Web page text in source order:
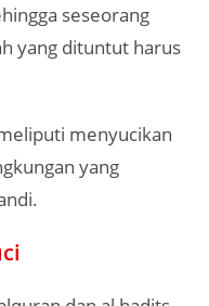
seseorang
yang dituntut harus
menyucikan
yang